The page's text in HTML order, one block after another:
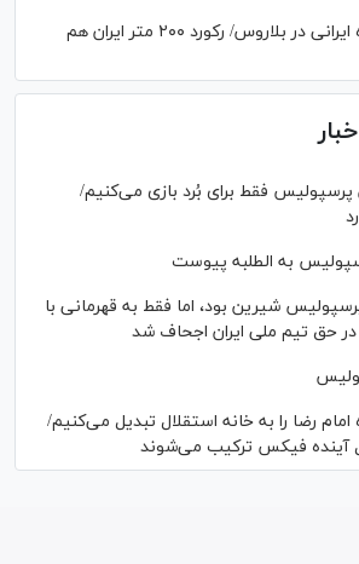
آتش‌بازی دونده ایرانی در بلاروس/ رکورد ۲۰۰ متر ایران هم
پرسپولیس فقط برای بُرد بازی می‌کنیم/
به الطلبه پیوست
شیرین بود، اما فقط به قهرمانی با
در حق تیم ملی ایران اجحاف شد
امام رضا را به خانه استقلال تبدیل می‌کنیم/